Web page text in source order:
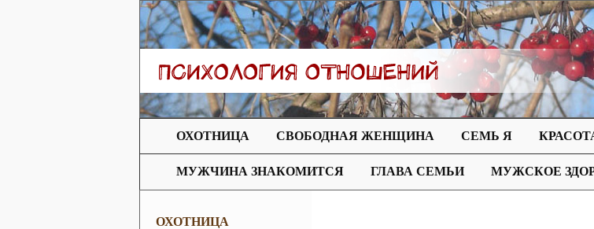
ОХОТНИЦА СВОБОДНАЯ ЖЕНЩИНА СЕМЬ Я
МУЖЧИНА ЗНАКОМИТСЯ ГЛАВА СЕМЬИ МУЖСКОЕ
ОХОТНИЦА